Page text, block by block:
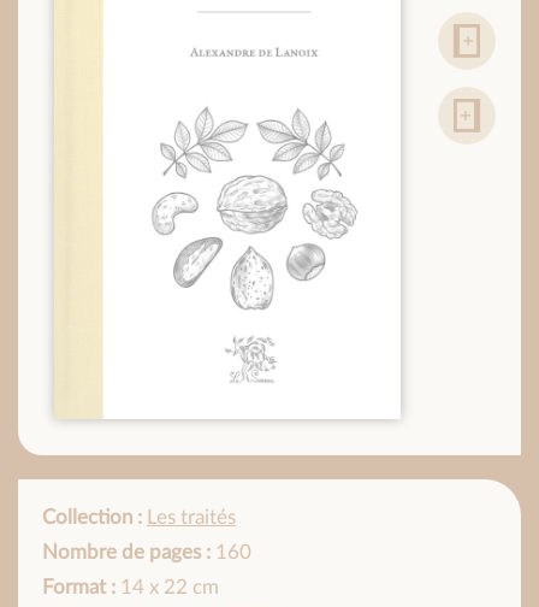
Collection : Les traités
Nombre de pages : 160
Format : 14 x 22 cm